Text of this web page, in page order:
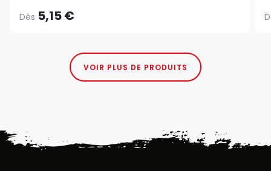
Dès 5,15 €
VOIR PLUS DE PRODUITS